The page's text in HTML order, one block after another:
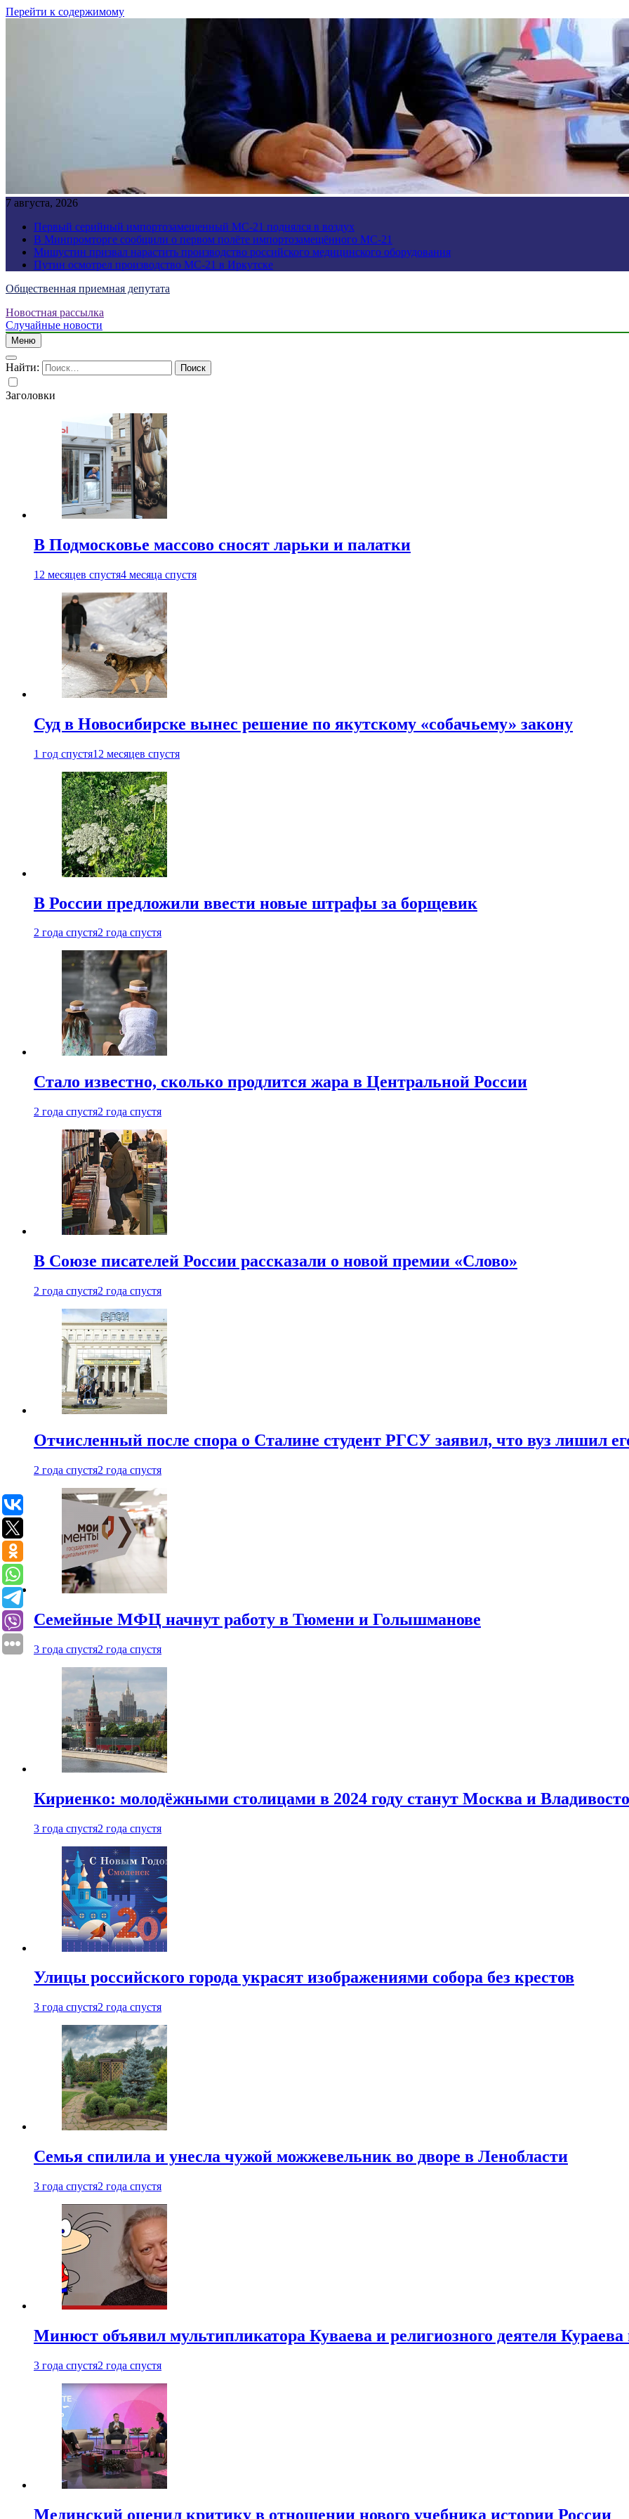
Перейти к содержимому
7 августа, 2026
Первый серийный импортозамещенный МС-21 поднялся в воздух
В Минпромторге сообщили о первом полёте импортозамещённого МС-21
Мишустин призвал нарастить производство российского медицинского оборудования
Путин осмотрел производство МС-21 в Иркутске
Общественная приемная депутата
Новостная рассылка
Случайные новости
Меню
Найти:
Заголовки
В Подмосковье массово сносят ларьки и палатки
12 месяцев спустя4 месяца спустя
Суд в Новосибирске вынес решение по якутскому «собачьему» закону
1 год спустя12 месяцев спустя
В России предложили ввести новые штрафы за борщевик
2 года спустя2 года спустя
Стало известно, сколько продлится жара в Центральной России
2 года спустя2 года спустя
В Союзе писателей России рассказали о новой премии «Слово»
2 года спустя2 года спустя
Отчисленный после спора о Сталине студент РГСУ заявил, что вуз лишил
2 года спустя2 года спустя
Семейные МФЦ начнут работу в Тюмени и Голышманове
3 года спустя2 года спустя
Кириенко: молодёжными столицами в 2024 году станут Москва и
3 года спустя2 года спустя
Улицы российского города украсят изображениями собора без крестов
3 года спустя2 года спустя
Семья спилила и унесла чужой можжевельник во дворе в Ленобласти
3 года спустя2 года спустя
Минюст объявил мультипликатора Куваева и религиозного деятеля
3 года спустя2 года спустя
Мединский оценил критику в отношении нового учебника истории России